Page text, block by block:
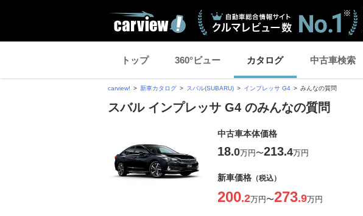
トップ 360°ビュー カタログ 中古車検索
carview! 新車カタログ スバル(SUBARU) インプレッサ G4 みんなの質問
スバル インプレッサ G4 のみんなの質問
中古車本体価格
18.0万円〜213.4万円
新車価格 （税込）
200.2万円〜273.9万円